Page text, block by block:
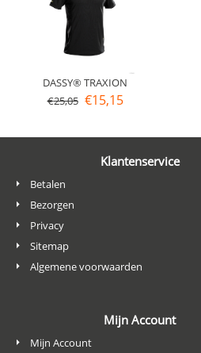
DASSY® TRAXION
€25,05 €15,15
Klantenservice
Betalen
Bezorgen
Privacy
Sitemap
Algemene voorwaarden
Mijn Account
Mijn Account